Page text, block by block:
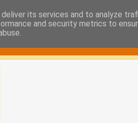
its services and to analyze
and security metrics to